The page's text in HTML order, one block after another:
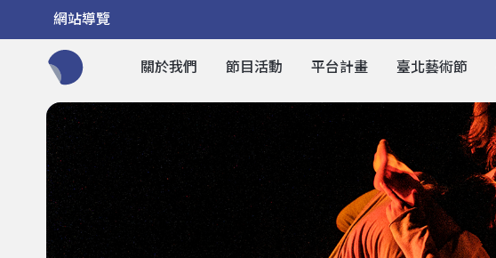
網站導覽
關於我們 節目活動 平台計畫 臺北藝術節